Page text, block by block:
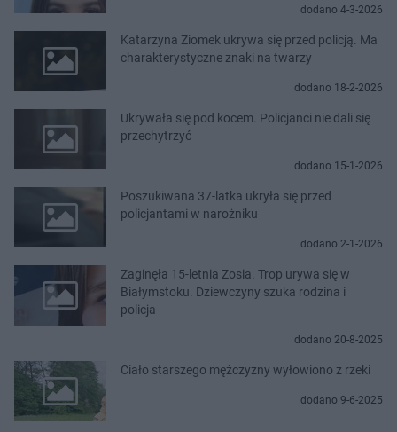
dodano 4-3-2026
Katarzyna Ziomek ukrywa się przed policją. Ma
charakterystyczne znaki na twarzy
dodano 18-2-2026
Ukrywała się pod kocem. Policjanci nie dali się
przechytrzyć
dodano 15-1-2026
Poszukiwana 37-latka ukryła się przed
policjantami w narożniku
dodano 2-1-2026
Zaginęła 15-letnia Zosia. Trop urywa się w
Białymstoku. Dziewczyny szuka rodzina i
policja
dodano 20-8-2025
Ciało starszego mężczyzny wyłowiono z rzeki
dodano 9-6-2025